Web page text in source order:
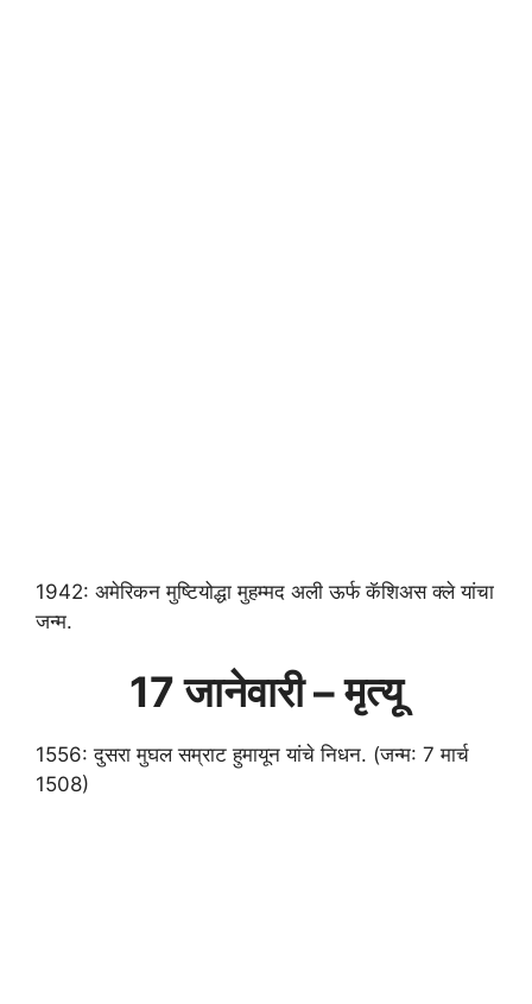
1942: अमेरिकन मुष्टियोद्धा मुहम्मद अली ऊर्फ कॅशिअस क्ले यांचा
जन्म.
17 जानेवारी – मृत्यू
1556: दुसरा मुघल सम्राट हुमायून यांचे निधन. (जन्म: 7 मार्च
1508)